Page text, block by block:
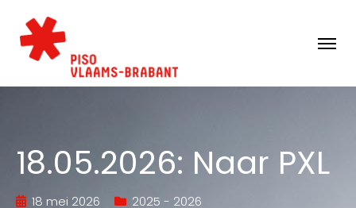
18.05.2026: Naar PXL
18 mei 2026 2025 - 2026